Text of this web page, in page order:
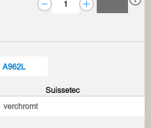
A962L
verchromt
Suissetec